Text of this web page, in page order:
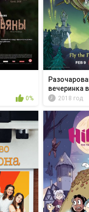
0%
вечеринка
2018 год